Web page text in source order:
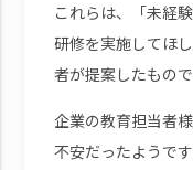
これらは、「未経
研修を実施してほ
者が提案したもので
企業の教育担当者
不安だったようで